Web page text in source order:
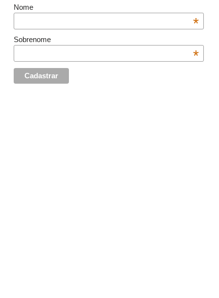
Nome
*
Sobrenome
*